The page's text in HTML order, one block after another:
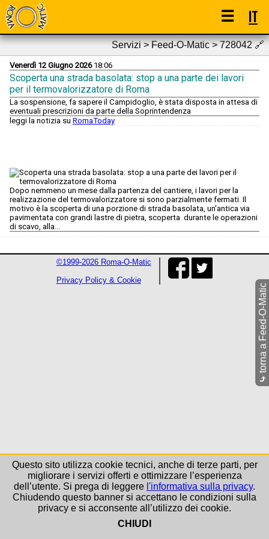
☰ IT
Servizi > Feed-O-Matic > 728042🔗
Venerdì 12 Giugno 202618:06
Scoperta una strada basolata: stop a una parte dei lavori
per il termovalorizzatore di Roma
La sospensione, fa sapere il Campidoglio, è stata disposta in attesa di
eventuali prescrizioni da parte della Soprintendenza
leggi la notizia su RomaToday
Dopo nemmeno un mese dalla partenza del cantiere, i lavori per la
realizzazione del termovalorizzatore si sono parzialmente fermati. Il
motivo è la scoperta di una porzione di strada basolata, un'antica via
pavimentata con grandi lastre di pietra, scoperta durante le operazioni
di scavo, alla...
⤷
torna a Feed-O-Matic
©1999-2026 Roma-O-Matic
Privacy Policy & Cookie
Questo sito utilizza cookie tecnici, anche di terze parti, per
migliorare i servizi offerti e ottimizzare l’esperienza
dell’utente. Si prega di leggere l'informativa sulla privacy.
Chiudendo questo banner si accettano le condizioni sulla
privacy e si acconsente all’utilizzo dei cookie.
CHIUDI